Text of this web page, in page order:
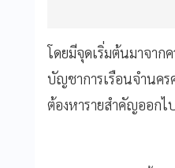
โดยมีจุดเริ่มต้นมาจาก
บัญชาการเรือนจำนคร
ต้องหารายสำคัญออก